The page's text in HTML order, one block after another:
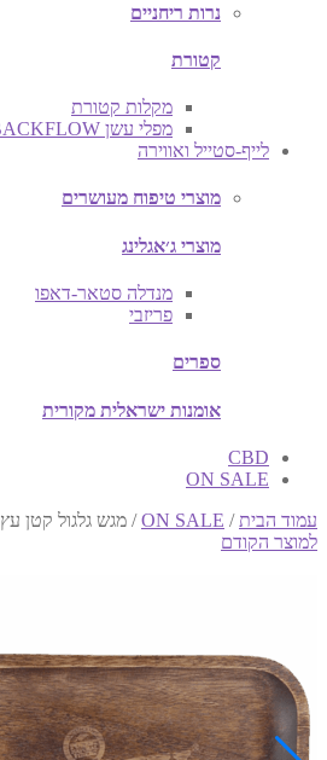
נרות ריחניים
קטורת
מקלות קטורת
מפלי עשן BACKFLOW
לייף-סטייל ואווירה
מוצרי טיפוח מעושרים
מוצרי ג׳אגלינג
מנדלה סטאר-דאפו
פריזבי
ספרים
אומנות ישראלית מקורית
CBD
ON SALE
עמוד הבית /
ON SALE
/ מגש גלגול קטן עץ RAW
למוצר הקודם